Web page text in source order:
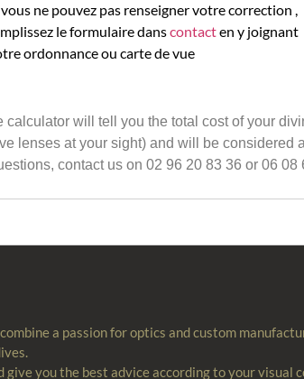
vous ne pouvez pas renseigner votre correction ,
le formulaire danscontacten y joignant
ordonnance ou carte de vue
calculator will tell you the total cost of your
lenses at your sight) and will be considered
contact us on 02 96 20 83 36 or 06 08
a passion for optics and custom
you the best advice according to your visual